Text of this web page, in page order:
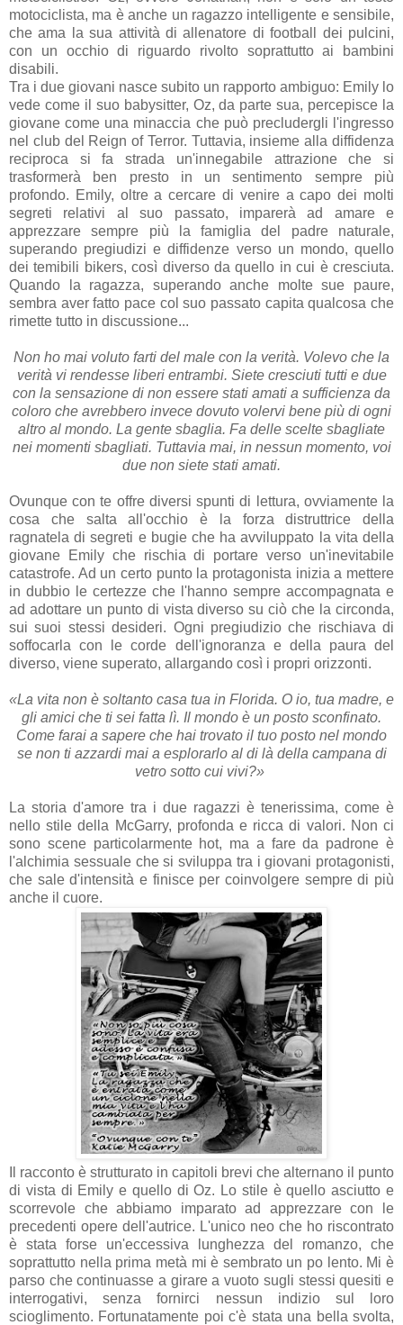
motociclista, ma è anche un ragazzo intelligente e sensibile,
che ama la sua attività di allenatore di football dei pulcini,
con un occhio di riguardo rivolto soprattutto ai bambini
disabili.
Tra i due giovani nasce subito un rapporto ambiguo: Emily lo
vede come il suo babysitter, Oz, da parte sua, percepisce la
giovane come una minaccia che può precludergli l'ingresso
nel club del Reign of Terror. Tuttavia, insieme alla diffidenza
reciproca si fa strada un'innegabile attrazione che si
trasformerà ben presto in un sentimento sempre più
profondo. Emily, oltre a cercare di venire a capo dei molti
segreti relativi al suo passato, imparerà ad amare e
apprezzare sempre più la famiglia del padre naturale,
superando pregiudizi e diffidenze verso un mondo, quello
dei temibili bikers, così diverso da quello in cui è cresciuta.
Quando la ragazza, superando anche molte sue paure,
sembra aver fatto pace col suo passato capita qualcosa che
rimette tutto in discussione...
Non ho mai voluto farti del male con la verità. Volevo che la
verità vi rendesse liberi entrambi. Siete cresciuti tutti e due
con la sensazione di non essere stati amati a sufficienza da
coloro che avrebbero invece dovuto volervi bene più di ogni
altro al mondo. La gente sbaglia. Fa delle scelte sbagliate
nei momenti sbagliati. Tuttavia mai, in nessun momento, voi
due non siete stati amati.
Ovunque con te offre diversi spunti di lettura, ovviamente la
cosa che salta all'occhio è la forza distruttrice della
ragnatela di segreti e bugie che ha avviluppato la vita della
giovane Emily che rischia di portare verso un'inevitabile
catastrofe. Ad un certo punto la protagonista inizia a mettere
in dubbio le certezze che l'hanno sempre accompagnata e
ad adottare un punto di vista diverso su ciò che la circonda,
sui suoi stessi desideri. Ogni pregiudizio che rischiava di
soffocarla con le corde dell'ignoranza e della paura del
diverso, viene superato, allargando così i propri orizzonti.
«La vita non è soltanto casa tua in Florida. O io, tua madre, e
gli amici che ti sei fatta lì. Il mondo è un posto sconfinato.
Come farai a sapere che hai trovato il tuo posto nel mondo
se non ti azzardi mai a esplorarlo al di là della campana di
vetro sotto cui vivi?»
La storia d'amore tra i due ragazzi è tenerissima, come è
nello stile della McGarry, profonda e ricca di valori. Non ci
sono scene particolarmente hot, ma a fare da padrone è
l'alchimia sessuale che si sviluppa tra i giovani protagonisti,
che sale d'intensità e finisce per coinvolgere sempre di più
anche il cuore.
Il racconto è strutturato in capitoli brevi che alternano il punto
di vista di Emily e quello di Oz. Lo stile è quello asciutto e
scorrevole che abbiamo imparato ad apprezzare con le
precedenti opere dell'autrice. L'unico neo che ho riscontrato
è stata forse un'eccessiva lunghezza del romanzo, che
soprattutto nella prima metà mi è sembrato un po lento. Mi è
parso che continuasse a girare a vuoto sugli stessi quesiti e
interrogativi, senza fornirci nessun indizio sul loro
scioglimento. Fortunatamente poi c'è stata una bella svolta,